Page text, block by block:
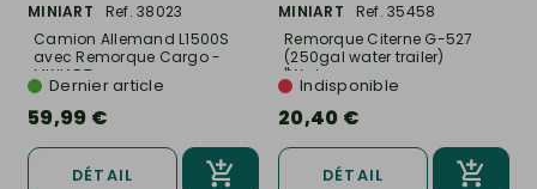
MINIART
Ref. 38023
Camion Allemand L1500S
avec Remorque Cargo -
MINIART...
Dernier article
59,99 €
DÉTAIL
MINIART
Ref. 35458
Remorque Citerne G-527
(250gal water trailer)
"Water...
Indisponible
20,40 €
DÉTAIL